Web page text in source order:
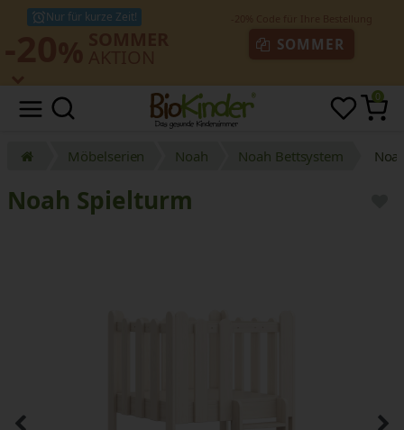
Nur für kurze Zeit!
SOMMER
0
Möbelserien Noah Noah Bettsystem
Noah Spielturm